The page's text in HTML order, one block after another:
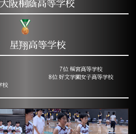
大阪桐蔭高等学校
星翔高等学校
校
7位 桜宮高等学校
8位 好文学園女子高等学校